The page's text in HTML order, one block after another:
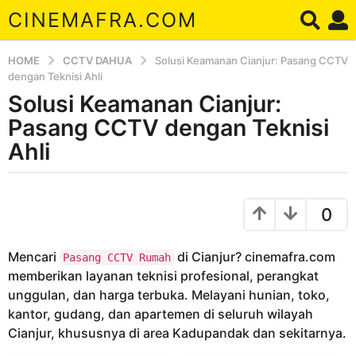
CINEMAFRA.COM
HOME CCTV DAHUA
Solusi Keamanan Cianjur: Pasang CCTV
dengan Teknisi Ahli
6
t
a
h
o
6
t
a
h
Solusi Keamanan Cianjur:
Pasang CCTV dengan Teknisi
Ahli
d
a
0
Mencari Pasang CCTV Rumah di Cianjur? cinemafra.com
memberikan layanan teknisi profesional, perangkat
unggulan, dan harga terbuka. Melayani hunian, toko,
kantor, gudang, dan apartemen di seluruh wilayah
Cianjur, khususnya di area Kadupandak dan sekitarnya.